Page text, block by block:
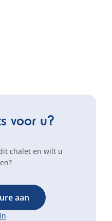
voor u?
chalet en wilt u
aan